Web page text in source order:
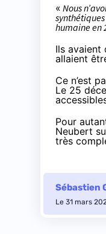
« Nous
humaine en
Ils avaient
allaient
Ce n’est
Le 25
Pour
Neubert
très
Sébastien
Le 31 mars